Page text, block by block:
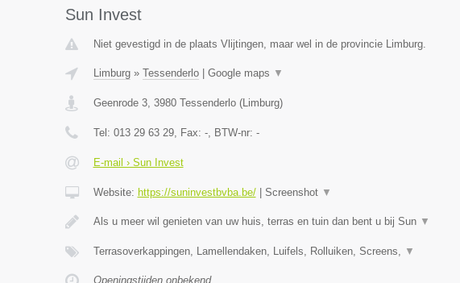
Sun Invest
Niet gevestigd in de plaats Vlijtingen, maar wel in de provincie Limburg.
Limburg» Tessenderlo| Google maps ▼
Geenrode 3, 3980 Tessenderlo(Limburg)
Tel: 013 29 63 29, Fax: -, BTW-nr: -
E-mail › Sun Invest
Website: https://suninvestbvba.be/| Screenshot ▼
Als u meer wil genieten van uw huis, terras en tuin dan bent u bij Sun ▼
Terrasoverkappingen, Lamellendaken, Luifels, Rolluiken, Screens, ▼
Openingstijden onbekend